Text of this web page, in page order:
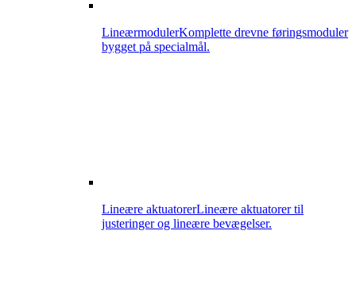
LineærmodulerKomplette drevne føringsmoduler
bygget på specialmål.
Lineære aktuatorerLineære aktuatorer til
justeringer og lineære bevægelser.